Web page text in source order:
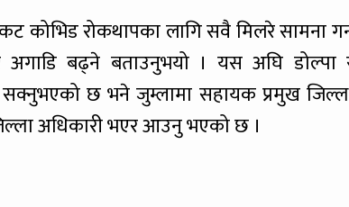
रोकथापका लागि सवै मिलरे सामना
बढ्ने बताउनुभयो । यस अघि डोल्पा
छ भने जुम्लामा सहायक प्रमुख
अधिकारी भएर आउनु भएको छ ।